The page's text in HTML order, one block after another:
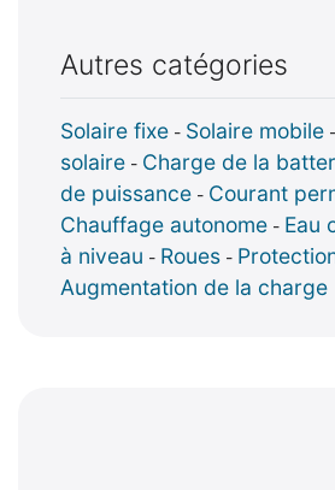
Autres catégories
Solaire fixe - Solaire mobile -
solaire - Charge de la
de puissance - Courant
Chauffage autonome - Eau
à niveau - Roues -
Augmentation de la charge